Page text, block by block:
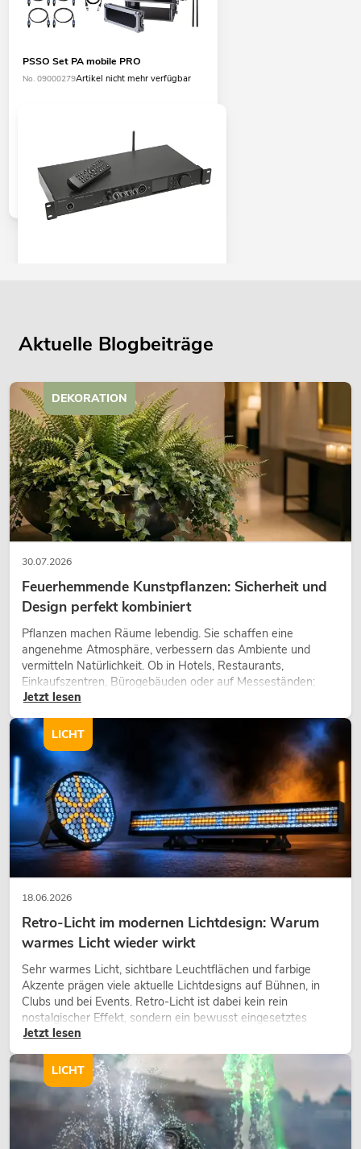
PSSO Set PA mobile PRO
No. 09000279Artikel nicht mehr verfügbar
459,00€
OMNITRONIC XDA-1002 Class-D-
Verstärker
No. 10451635
Bestand reicht ca. 12 Wo.
345,00€
Verstärker
No. 10451636
Bestand reicht ca. 12 Wo.
549,00€
Aktuelle Blogbeiträge
30.07.2026
Feuerhemmende Kunstpflanzen: Sicherheit und
Design perfekt kombiniert
Pflanzen machen Räume lebendig. Sie schaffen eine
angenehme Atmosphäre, verbessern das Ambiente und
vermitteln Natürlichkeit. Ob in Hotels, Restaurants,
Einkaufszentren, Bürogebäuden oder auf Messeständen:
eine hochwertige Begrünung gehört heute längst zum
Jetzt lesen
DEKORATION
18.06.2026
Retro-Licht im modernen Lichtdesign: Warum
warmes Licht wieder wirkt
Sehr warmes Licht, sichtbare Leuchtflächen und farbige
Akzente prägen viele aktuelle Lichtdesigns auf Bühnen, in
Clubs und bei Events. Retro-Licht ist dabei kein rein
nostalgischer Effekt, sondern ein bewusst eingesetztes
Gestaltungsmittel: Es schafft Atmosphäre, gibt Szenen
wirken lassen.
Jetzt lesen
LICHT
LICHT